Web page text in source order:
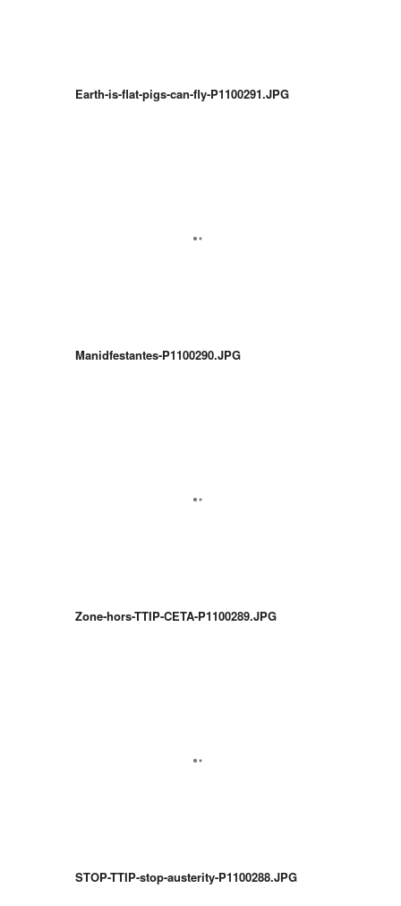
Earth-is-flat-pigs-can-fly-P1100291.JPG
Manidfestantes-P1100290.JPG
Zone-hors-TTIP-CETA-P1100289.JPG
STOP-TTIP-stop-austerity-P1100288.JPG